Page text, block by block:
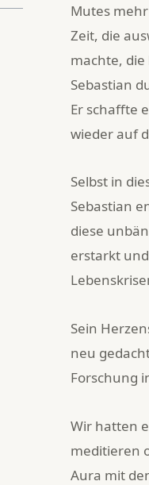
Mutes
Zeit, die
machte,
Sebastian
Er schaffte
wieder auf
Selbst in
Sebastian
diese
erstarkt
Sein
neu
Forschung
Wir hatten
meditieren
Aura mit